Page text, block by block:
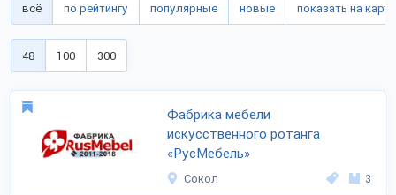
всё по рейтингу популярные новые показать на карте
48 100 300
Фабрика мебели
искусственного ротанга
«РусМебель»
Сокол 3